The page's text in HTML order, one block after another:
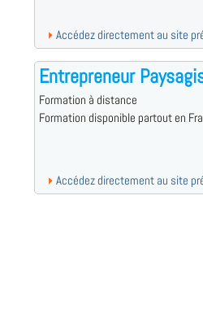
Accédez directement au site
Entrepreneur
Formation à distance
Formation disponible partout en
Accédez directement au site